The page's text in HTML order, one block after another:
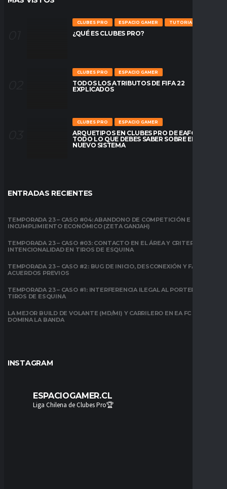
CLUBES PRO ESPACIO GAMER TUTORIALES
¿QUÉ ES CLUBES PRO?
CLUBES PRO ESPACIO GAMER
TODOS LOS ATRIBUTOS DE FIFA 22
EXPLICADOS
CLUBES PRO ESPACIO GAMER
ARQUETIPOS EN CLUBES PRO DE EAFC26:
TODO LO QUE DEBES SABER SOBRE EL
NUEVO SISTEMA
ENTRADAS RECIENTES
TEMPORADA 23 – CASO #04: ABANDONO DE COMPETICIÓN E
INCUMPLIMIENTO ECONÓMICO (ZETA GANJAH)
TEMPORADA 23 – CASO #03: CONTACTO EN EL ÁREA Y CRITERIO DE
INTENCIONALIDAD EN TIROS DE ESQUINA
TEMPORADA 23 – CASO #2: BUG DE INICIO, DESCONEXIÓN Y FALTA DE
ACUERDOS PREVIOS
TEMPORADA 23 – CASO #1: INTERFERENCIA ILEGAL AL PORTERO EN
TIROS DE ESQUINA
LA MEJOR BUILD DE VOLANTE (MD/MI) Y CARRILERO EN EA FC 26:
DOMINA LA BANDA
INSTAGRAM
ESPACIOGAMER.CL
Liga Chilena de Clubes Pro🏆